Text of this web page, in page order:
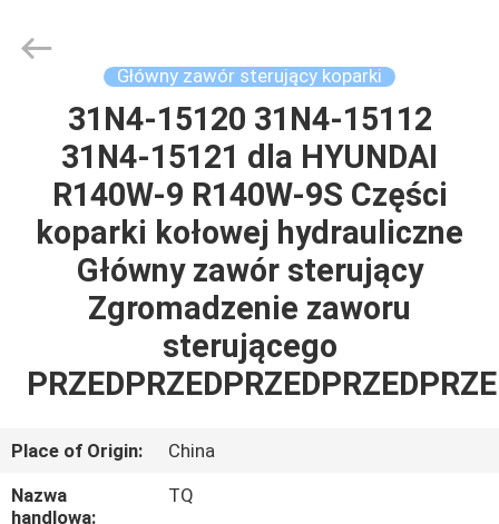
PRODUKTY
FILMY
POKAZ
VR
O
NAS
Machinery
Główny zawór sterujący koparki
31N4-15120 31N4-15112
31N4-15121 dla HYUNDAI
R140W-9 R140W-9S Części
koparki kołowej hydrauliczne
Główny zawór sterujący
Zgromadzenie zaworu
sterującego
Place of Origin:
China
Nazwa
handlowa:
TQ